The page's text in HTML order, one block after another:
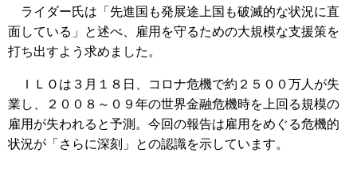
ライダー氏は「先進国も発展途上国も破滅的な状況に直
面している」と述べ、雇用を守るための大規模な支援策を
打ち出すよう求めました。
ＩＬＯは３月１８日、コロナ危機で約２５００万人が失
業し、２００８～０９年の世界金融危機時を上回る規模の
雇用が失われると予測。今回の報告は雇用をめぐる危機的
状況が「さらに深刻」との認識を示しています。